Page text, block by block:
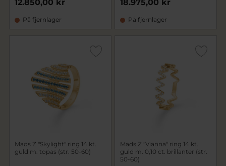
12.850,00 kr
På fjernlager
18.975,00 kr
På fjernlager
Mads Z "Skylight" ring 14 kt.
guld m. topas (str. 50-60)
Mads Z "Vianna" ring 14 kt.
guld m. 0,10 ct. brillanter (str.
50-60)